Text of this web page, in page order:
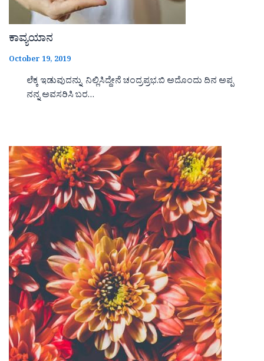
ಕಾವ್ಯಯಾನ
October 19, 2019
ಲೆಕ್ಕ ಇಡುವುದನ್ನು ನಿಲ್ಲಿಸಿದ್ದೇನೆ ಚಂದ್ರಪ್ರಭ.ಬಿ ಅದೊಂದು ದಿನ ಅಪ್ಪ
ನನ್ನ ಅವಸರಿಸಿ ಬರ…